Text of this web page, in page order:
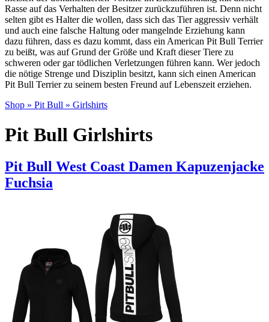
Rasse auf das Verhalten der Besitzer zurückzuführen ist. Denn nicht
selten gibt es Halter die wollen, dass sich das Tier aggressiv verhält
und auch eine falsche Haltung oder mangelnde Erziehung kann
dazu führen, dass es dazu kommt, dass ein American Pit Bull Terrier
zu beißt, was auf Grund der Größe und Kraft dieser Tiere zu
schweren oder gar tödlichen Verletzungen führen kann. Wer jedoch
die nötige Strenge und Disziplin besitzt, kann sich einen American
Pit Bull Terrier zu seinem besten Freund auf Lebenszeit erziehen.
Shop » Pit Bull » Girlshirts
Pit Bull Girlshirts
Pit Bull West Coast Damen Kapuzenjacke
Fuchsia